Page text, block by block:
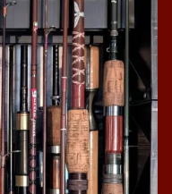
14
16
21 22
23
28 29
30